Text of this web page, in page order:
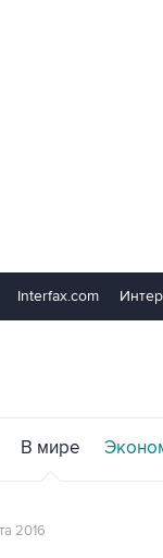
Interfax.com
В мире
2016